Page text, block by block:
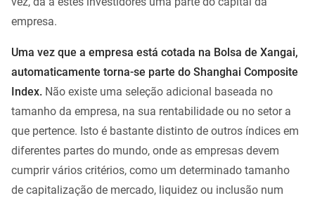
empresa.
Uma vez que a empresa está cotada na Bolsa de Xangai,
automaticamente torna-se parte do Shanghai Composite
Index. Não existe uma seleção adicional baseada no
tamanho da empresa, na sua rentabilidade ou no setor a
que pertence. Isto é bastante distinto de outros índices em
diferentes partes do mundo, onde as empresas devem
cumprir vários critérios, como um determinado tamanho
de capitalização de mercado, liquidez ou inclusão num